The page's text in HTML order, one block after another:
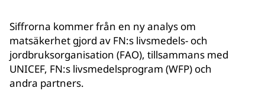
Siffrorna kommer från en ny analys om
matsäkerhet gjord av FN:s livsmedels- och
jordbruksorganisation (FAO), tillsammans med
UNICEF, FN:s livsmedelsprogram (WFP) och
andra partners.